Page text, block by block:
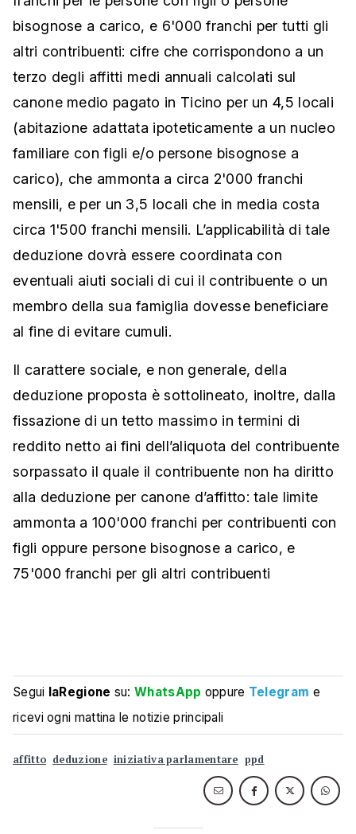
bisognose a carico, e 6'000 franchi per tutti gli
altri contribuenti: cifre che corrispondono a un
terzo degli affitti medi annuali calcolati sul
canone medio pagato in Ticino per un 4,5 locali
(abitazione adattata ipoteticamente a un nucleo
familiare con figli e/o persone bisognose a
carico), che ammonta a circa 2'000 franchi
mensili, e per un 3,5 locali che in media costa
circa 1'500 franchi mensili. L’applicabilità di tale
deduzione dovrà essere coordinata con
eventuali aiuti sociali di cui il contribuente o un
membro della sua famiglia dovesse beneficiare
al fine di evitare cumuli.
Il carattere sociale, e non generale, della
deduzione proposta è sottolineato, inoltre, dalla
fissazione di un tetto massimo in termini di
reddito netto ai fini dell’aliquota del contribuente
sorpassato il quale il contribuente non ha diritto
alla deduzione per canone d’affitto: tale limite
ammonta a 100'000 franchi per contribuenti con
figli oppure persone bisognose a carico, e
75'000 franchi per gli altri contribuenti
Segui laRegione su:WhatsApp oppure Telegram e
ricevi ogni mattina le notizie principali
affitto deduzione iniziativa parlamentare ppd